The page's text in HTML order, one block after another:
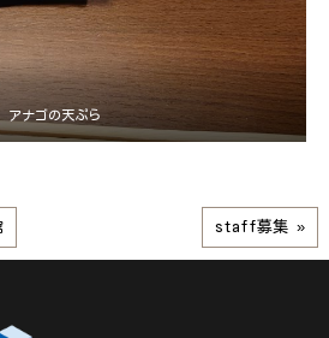
アナゴの天ぷら
staff募集 »